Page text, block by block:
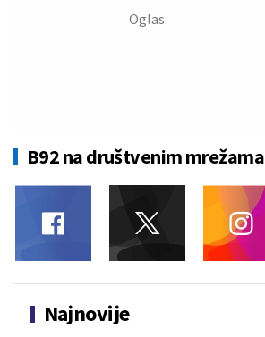
B92 na društvenim mrežama
Najnovije